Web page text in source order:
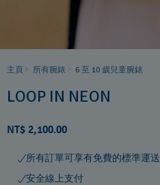
主頁 所有腕錶 6 至 10 歲兒童腕錶
LOOP IN NEON
NT$ 2,100.00
所有訂單可享有免費的標準運送
安全線上支付